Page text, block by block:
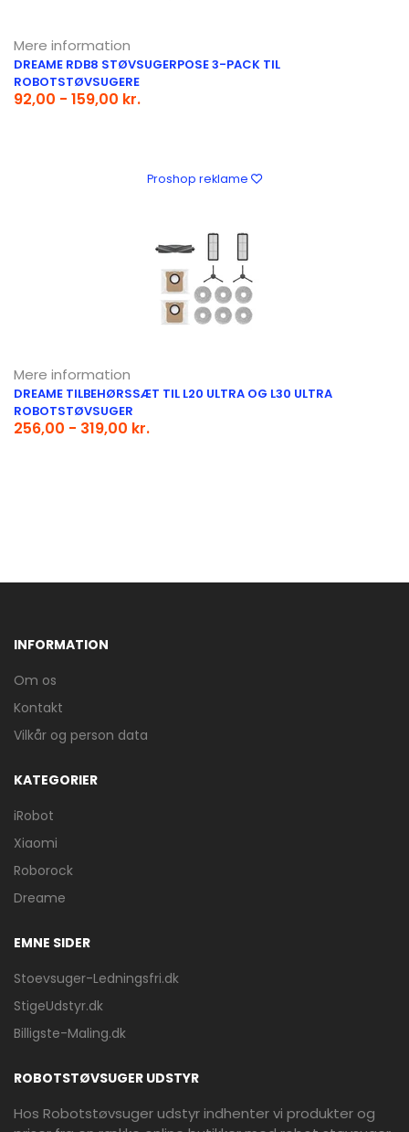
Mere information
DREAME RDB8 STØVSUGERPOSE 3-PACK TIL
ROBOTSTØVSUGERE
92,00 - 159,00 kr.
Proshop reklame
Mere information
DREAME TILBEHØRSSÆT TIL L20 ULTRA OG L30 ULTRA
ROBOTSTØVSUGER
256,00 - 319,00 kr.
INFORMATION
Om os
Kontakt
Vilkår og person data
KATEGORIER
iRobot
Xiaomi
Roborock
Dreame
EMNE SIDER
Stoevsuger-Ledningsfri.dk
StigeUdstyr.dk
Billigste-Maling.dk
ROBOTSTØVSUGER UDSTYR
Hos Robotstøvsuger udstyr indhenter vi produkter og